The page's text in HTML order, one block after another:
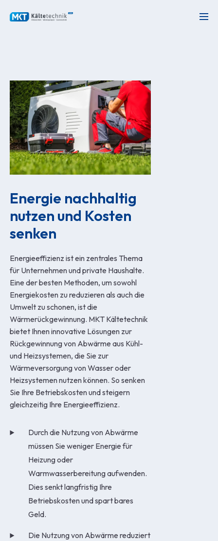
Energie nachhaltig
nutzen und Kosten
senken
Energieeffizienz ist ein zentrales Thema
für Unternehmen und private Haushalte.
Eine der besten Methoden, um sowohl
Energiekosten zu reduzieren als auch die
Umwelt zu schonen, ist die
Wärmerückgewinnung. MKT Kältetechnik
bietet Ihnen innovative Lösungen zur
Rückgewinnung von Abwärme aus Kühl-
und Heizsystemen, die Sie zur
Wärmeversorgung von Wasser oder
Heizsystemen nutzen können. So senken
Sie Ihre Betriebskosten und steigern
gleichzeitig Ihre Energieeffizienz.
Durch die Nutzung von Abwärme
müssen Sie weniger Energie für
Heizung oder
Warmwasserbereitung aufwenden.
Dies senkt langfristig Ihre
Betriebskosten und spart bares
Geld.
Die Nutzung von Abwärme reduziert